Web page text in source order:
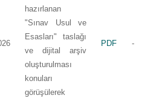
hazırlanan
"Sınav Usul ve
Esasları" taslağı
ve dijital arşiv
oluşturulması
konuları
görüşülerek
PDF -